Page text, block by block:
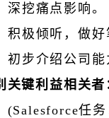
深挖痛点影响。
积极倾听，做好
初步介绍公司能
关键利益相关者
(Salesforce任